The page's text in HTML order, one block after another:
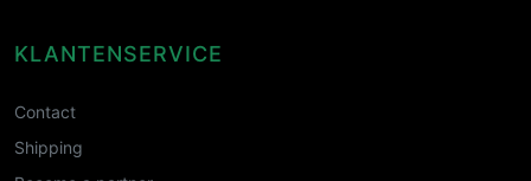
KLANTENSERVICE
Contact
Shipping